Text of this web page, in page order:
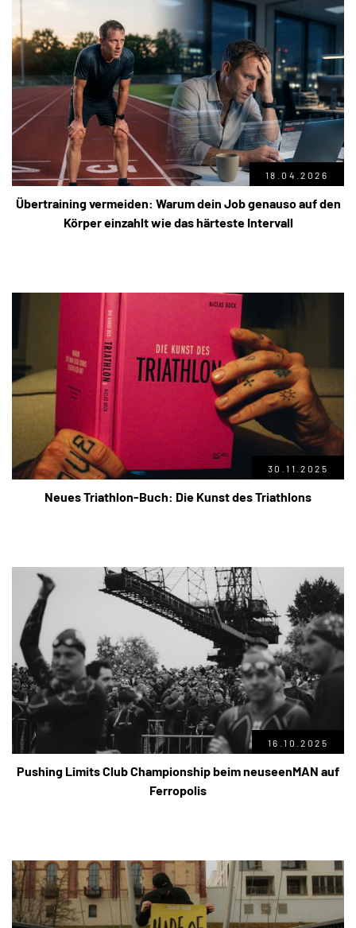
18.04.2026
Übertraining vermeiden: Warum dein Job genauso auf den
Körper einzahlt wie das härteste Intervall
30.11.2025
Neues Triathlon-Buch: Die Kunst des Triathlons
16.10.2025
Pushing Limits Club Championship beim neuseenMAN auf
Ferropolis